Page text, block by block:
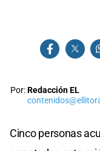
Por:Redacción EL
Cinco personas